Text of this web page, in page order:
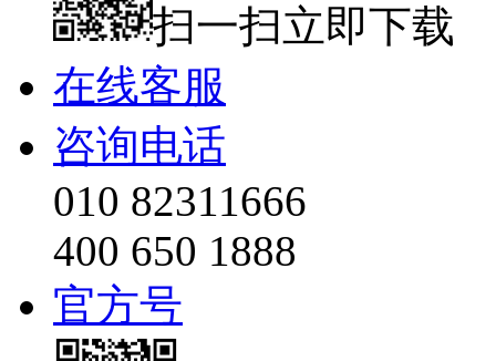
扫一扫立即下载
在线客服
咨询电话
010 82311666
400 650 1888
官方号